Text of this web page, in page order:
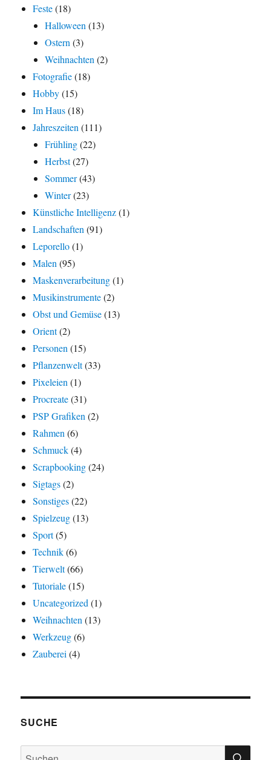
Feste(18)
Halloween(13)
Ostern(3)
Weihnachten(2)
Fotografie(18)
Hobby(15)
Im Haus(18)
Jahreszeiten(111)
Frühling(22)
Herbst(27)
Sommer(43)
Winter(23)
Künstliche Intelligenz(1)
Landschaften(91)
Leporello(1)
Malen(95)
Maskenverarbeitung(1)
Musikinstrumente(2)
Obst und Gemüse(13)
Orient(2)
Personen(15)
Pflanzenwelt(33)
Pixeleien(1)
Procreate(31)
PSP Grafiken(2)
Rahmen(6)
Schmuck(4)
Scrapbooking(24)
Sigtags(2)
Sonstiges(22)
Spielzeug(13)
Sport(5)
Technik(6)
Tierwelt(66)
Tutoriale(15)
Uncategorized(1)
Weihnachten(13)
Werkzeug(6)
Zauberei(4)
SUCHE
Suchen